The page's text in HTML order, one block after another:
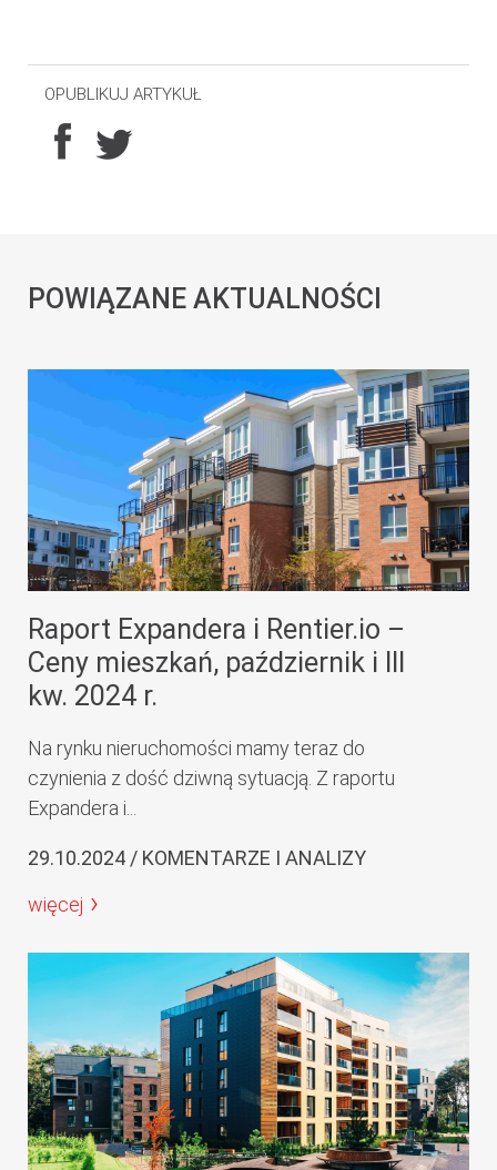
OPUBLIKUJ ARTYKUŁ
POWIĄZANE AKTUALNOŚCI
Raport Expandera i Rentier.io –
Ceny mieszkań, październik i III
kw. 2024 r.
Na rynku nieruchomości mamy teraz do
czynienia z dość dziwną sytuacją. Z raportu
Expandera i...
29.10.2024 / KOMENTARZE I ANALIZY
więcej